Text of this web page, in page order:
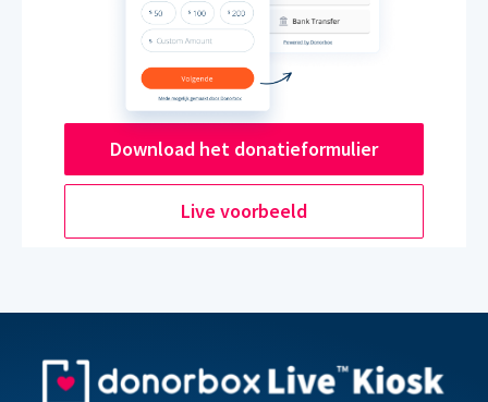
Download het donatieformulier
Live voorbeeld